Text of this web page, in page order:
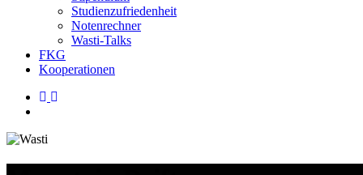
Studienzufriedenheit
Notenrechner
Wasti-Talks
FKG
Kooperationen
linkedin
instagram